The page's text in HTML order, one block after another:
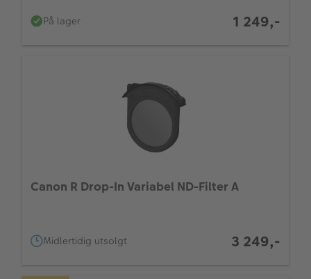
På lager 1 249,-
Canon R Drop-In Variabel ND-Filter A
Midlertidig utsolgt 3 249,-